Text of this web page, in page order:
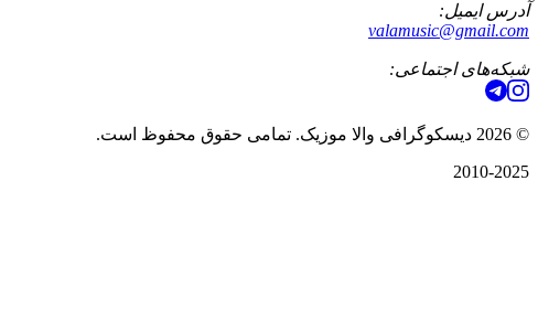
آدرس ایمیل:
valamusic@gmail.com
شبکه‌های اجتماعی:
©
2026 دیسکوگرافی والا موزیک. تمامی حقوق محفوظ است.
2010-2025